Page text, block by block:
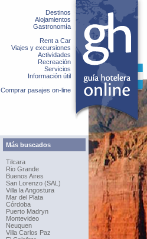
Destinos
Alojamientos
Gastronomía
Rent a Car
Viajes y excursiones
Actividades
Recreación
Servicios
Información útil
Comprar pasajes on-line
Más buscados
Tilcara
Rio Grande
Buenos Aires
San Lorenzo (SAL)
Villa la Angostura
Mar del Plata
Córdoba
Puerto Madryn
Montevideo
Neuquen
Villa Carlos Paz